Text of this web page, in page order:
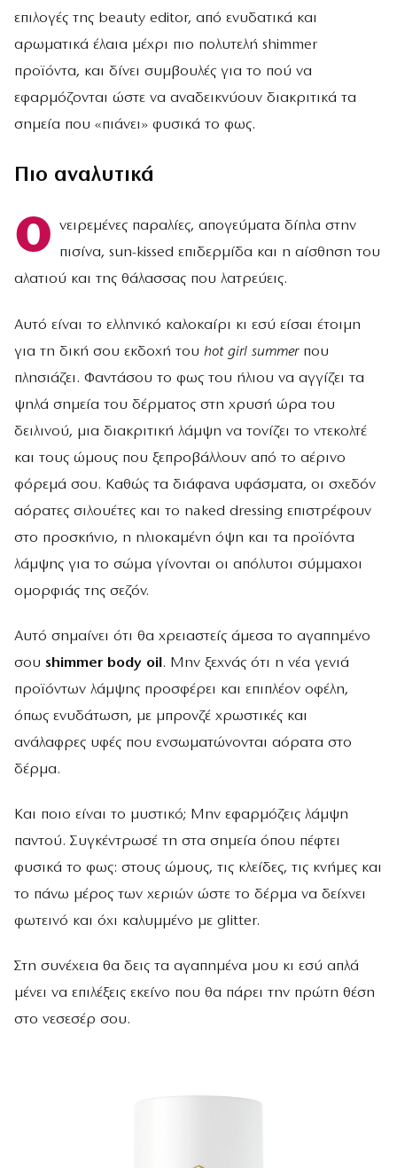
επιλογές της beauty editor, από ενυδατικά και
αρωματικά έλαια μέχρι πιο πολυτελή shimmer
προϊόντα, και δίνει συμβουλές για το πού να
εφαρμόζονται ώστε να αναδεικνύουν διακριτικά τα
σημεία που «πιάνει» φυσικά το φως.
Πιο αναλυτικά
Ο νειρεμένες παραλίες, απογεύματα δίπλα στην
πισίνα, sun-kissed επιδερμίδα και η αίσθηση του
αλατιού και της θάλασσας που λατρεύεις.
Αυτό είναι το ελληνικό καλοκαίρι κι εσύ είσαι έτοιμη
για τη δική σου εκδοχή του hot girl summerπου
πλησιάζει. Φαντάσου το φως του ήλιου να αγγίζει τα
ψηλά σημεία του δέρματος στη χρυσή ώρα του
δειλινού, μια διακριτική λάμψη να τονίζει το ντεκολτέ
και τους ώμους που ξεπροβάλλουν από το αέρινο
φόρεμά σου. Καθώς τα διάφανα υφάσματα, οι σχεδόν
αόρατες σιλουέτες και το naked dressing επιστρέφουν
στο προσκήνιο, η ηλιοκαμένη όψη και τα προϊόντα
λάμψης για το σώμα γίνονται οι απόλυτοι σύμμαχοι
ομορφιάς της σεζόν.
Αυτό σημαίνει ότι θα χρειαστείς άμεσα το αγαπημένο
σου shimmer body oil . Μην ξεχνάς ότι η νέα γενιά
προϊόντων λάμψης προσφέρει και επιπλέον οφέλη,
όπως ενυδάτωση, με μπρονζέ χρωστικές και
ανάλαφρες υφές που ενσωματώνονται αόρατα στο
δέρμα.
Και ποιο είναι το μυστικό; Μην εφαρμόζεις λάμψη
παντού. Συγκέντρωσέ τη στα σημεία όπου πέφτει
φυσικά το φως: στους ώμους, τις κλείδες, τις κνήμες και
το πάνω μέρος των χεριών ώστε το δέρμα να δείχνει
φωτεινό και όχι καλυμμένο με glitter.
Στη συνέχεια θα δεις τα αγαπημένα μου κι εσύ απλά
μένει να επιλέξεις εκείνο που θα πάρει την πρώτη θέση
στο νεσεσέρ σου.